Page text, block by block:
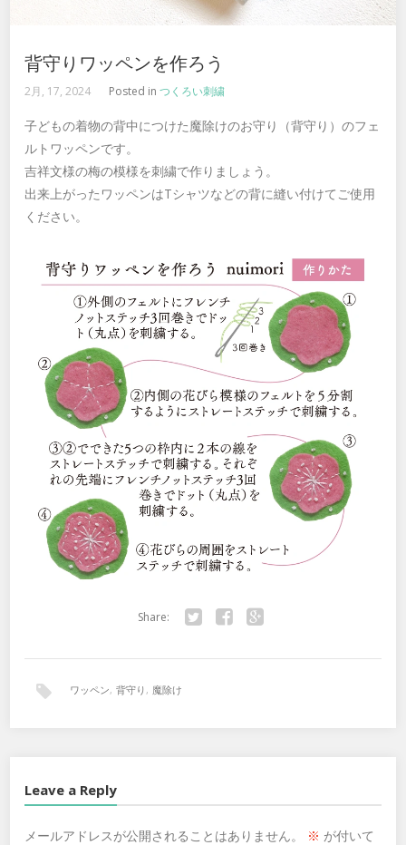
背守りワッペンを作ろう
2月, 17, 2024 Posted inつくろい刺繍
子どもの着物の背中につけた魔除けのお守り（背守り）のフェ
ルトワッペンです。
吉祥文様の梅の模様を刺繍で作りましょう。
出来上がったワッペンはTシャツなどの背に縫い付けてご使用
ください。
Share:
ワッペン, 背守り , 魔除け
Leave a Reply
メールアドレスが公開されることはありません。 ※ が付いて